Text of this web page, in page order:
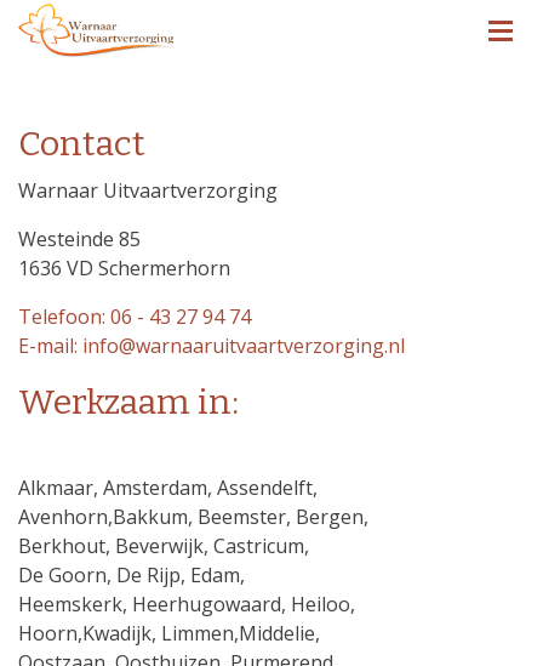
Contact
Warnaar Uitvaartverzorging
Westeinde 85
1636 VD Schermerhorn
Telefoon: 06 - 43 27 94 74
E-mail: info@warnaaruitvaartverzorging.nl
Werkzaam in:
Alkmaar, Amsterdam, Assendelft,
Avenhorn,Bakkum, Beemster, Bergen,
Berkhout, Beverwijk, Castricum,
De Goorn, De Rijp, Edam,
Heemskerk, Heerhugowaard, Heiloo,
Hoorn,Kwadijk, Limmen,Middelie,